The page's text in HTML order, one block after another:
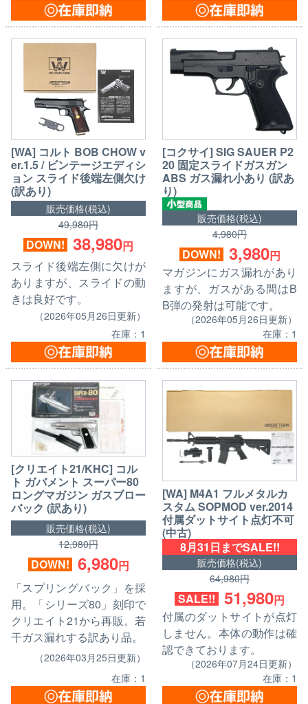
[WA] コルト BOB CHOW v
er.1.5 / ビンテージエディシ
ョン スライド後端左側欠け
(訳あり)
販売価格(税込)
49,980円
DOWN! 38,980円
スライド後端左側に欠けが
ありますが、スライドの動
きは良好です。
（2026年05月26日更新）
在庫：1
[コクサイ] SIG SAUER P2
20 固定スライドガスガン
ABS ガス漏れ小あり (訳あ
り)
販売価格(税込)
4,980円
DOWN! 3,980円
マガジンにガス漏れがあり
ますが、ガスがある間はB
B弾の発射は可能です。
（2026年05月26日更新）
在庫：1
[クリエイト21/KHC] コル
ト ガバメント スーパー80
ロングマガジン ガスブロー
バック (訳あり)
販売価格(税込)
12,980円
DOWN! 6,980円
「スプリングバック」を採
用。「シリーズ80」刻印で
クリエイト21から再販。若
干ガス漏れする訳あり品。
（2026年03月25日更新）
在庫：1
[WA] M4A1 フルメタルカ
スタム SOPMOD ver.2014
付属ダットサイト点灯不可
(中古)
8月31日までSALE!!
販売価格(税込)
64,980円
SALE!! 51,980円
付属のダットサイトが点灯
しません。本体の動作は確
認できております。
（2026年07月24日更新）
在庫：1